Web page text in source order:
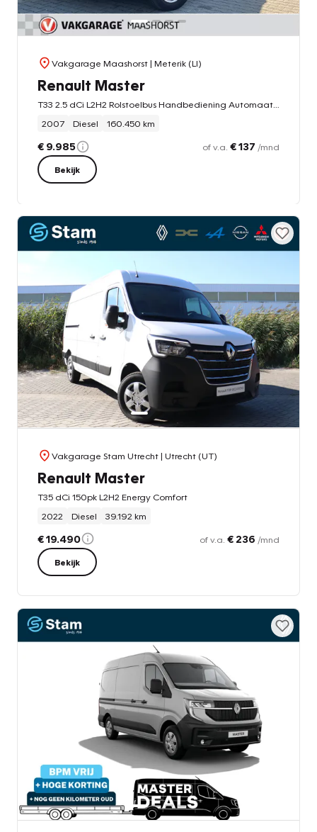
Vakgarage Maashorst| Meterik (LI)
Renault Master
2007
Diesel 160.450 km
€ 9.985 of v.a. € 137 /mnd
Bekijk
Vakgarage Stam Utrecht| Utrecht (UT)
Renault Master
T35 dCi 150pk L2H2 Energy Comfort
2022
Diesel 39.192 km
€ 19.490 of v.a. € 236 /mnd
Bekijk